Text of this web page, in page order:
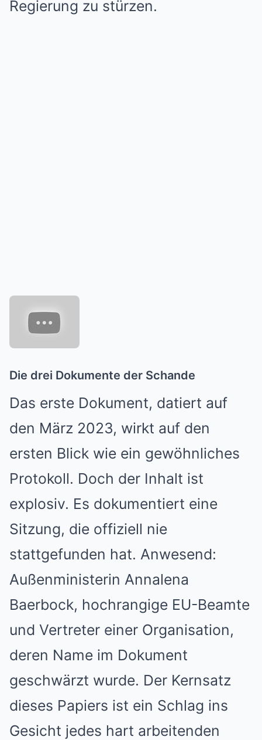
Regierung zu stürzen.
Die drei Dokumente der Schande
Das erste Dokument, datiert auf
den März 2023, wirkt auf den
ersten Blick wie ein gewöhnliches
Protokoll. Doch der Inhalt ist
explosiv. Es dokumentiert eine
Sitzung, die offiziell nie
stattgefunden hat. Anwesend:
Außenministerin Annalena
Baerbock, hochrangige EU-Beamte
und Vertreter einer Organisation,
deren Name im Dokument
geschwärzt wurde. Der Kernsatz
dieses Papiers ist ein Schlag ins
Gesicht jedes hart arbeitenden